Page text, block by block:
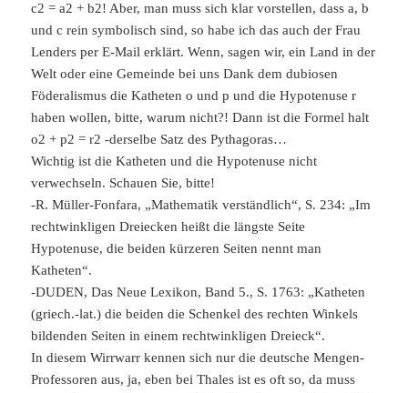
c2 = a2 + b2! Aber, man muss sich klar vorstellen, dass a, b
und c rein symbolisch sind, so habe ich das auch der Frau
Lenders per E-Mail erklärt. Wenn, sagen wir, ein Land in der
Welt oder eine Gemeinde bei uns Dank dem dubiosen
Föderalismus die Katheten o und p und die Hypotenuse r
haben wollen, bitte, warum nicht?! Dann ist die Formel halt
o2 + p2 = r2 -derselbe Satz des Pythagoras…
Wichtig ist die Katheten und die Hypotenuse nicht
verwechseln. Schauen Sie, bitte!
-R. Müller-Fonfara, „Mathematik verständlich“, S. 234: „Im
rechtwinkligen Dreiecken heißt die längste Seite
Hypotenuse, die beiden kürzeren Seiten nennt man
Katheten“.
-DUDEN, Das Neue Lexikon, Band 5., S. 1763: „Katheten
(griech.-lat.) die beiden die Schenkel des rechten Winkels
bildenden Seiten in einem rechtwinkligen Dreieck“.
In diesem Wirrwarr kennen sich nur die deutsche Mengen-
Professoren aus, ja, eben bei Thales ist es oft so, da muss